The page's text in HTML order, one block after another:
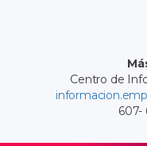
Centro de
607-